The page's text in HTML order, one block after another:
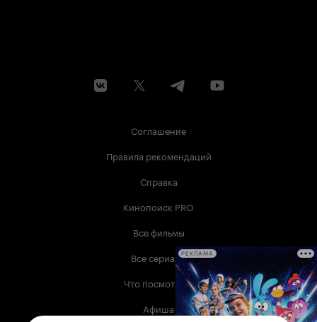
Соглашение
Правила рекомендаций
Справка
Кинопоиск PRO
Все фильмы
Все сериалы
Что посмотреть
Афиша
РЕКЛАМА